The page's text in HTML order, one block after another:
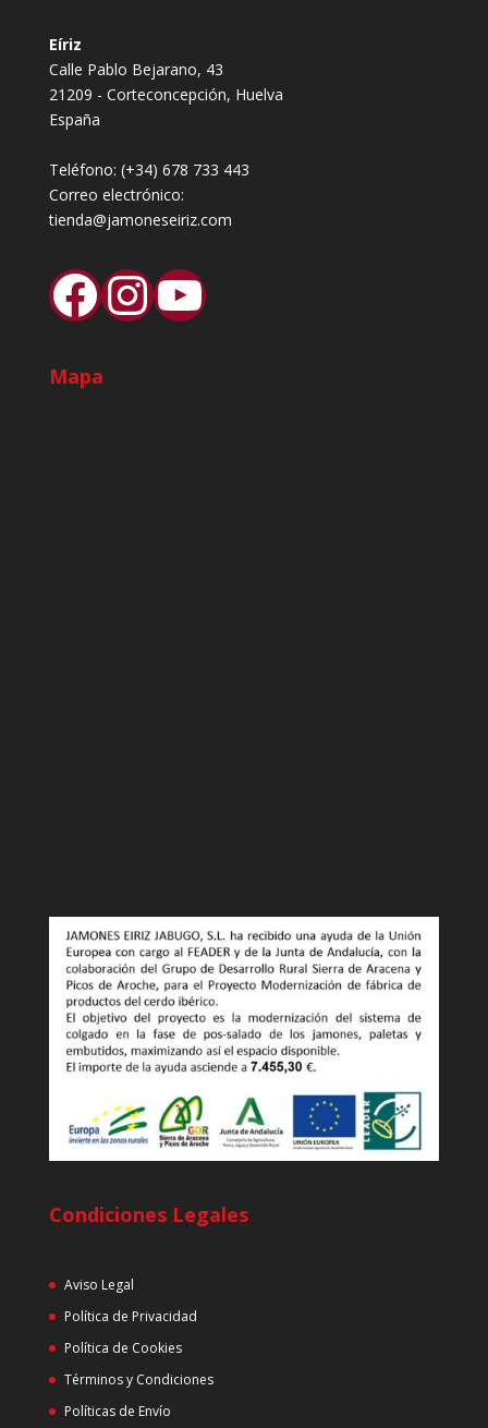
Eíriz
Calle Pablo Bejarano, 43
21209 - Corteconcepción, Huelva
España
Teléfono: (+34) 678 733 443
Correo electrónico:
tienda@jamoneseiriz.com
Facebook
Instagram
YouTube
Mapa
Condiciones Legales
Aviso Legal
Política de Privacidad
Política de Cookies
Términos y Condiciones
Políticas de Envío